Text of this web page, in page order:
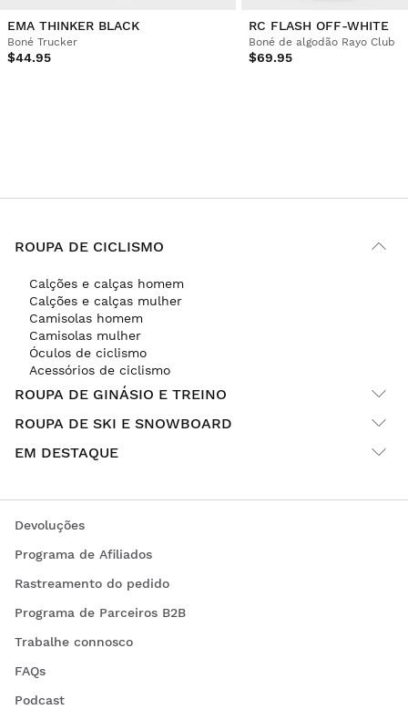
Você consegue o que vê! Simplesmente perfeito
EMA THINKER BLACK
Boné Trucker
$44.95
RC FLASH OFF-WHITE
Boné de algodão Rayo Club
$69.95
ROUPA DE CICLISMO
Calções e calças homem
Calções e calças mulher
Camisolas homem
Camisolas mulher
Óculos de ciclismo
Acessórios de ciclismo
ROUPA DE GINÁSIO E TREINO
ROUPA DE SKI E SNOWBOARD
EM DESTAQUE
Devoluções
Programa de Afiliados
Rastreamento do pedido
Programa de Parceiros B2B
Trabalhe connosco
FAQs
Podcast